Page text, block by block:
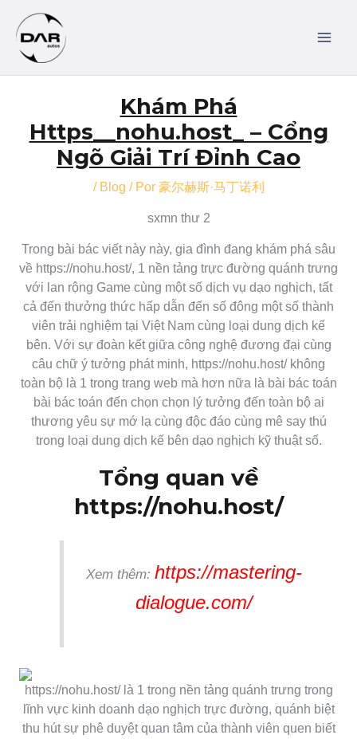
contenido
Khám Phá
Https__nohu.host_ – Cổng
Ngõ Giải Trí Đỉnh Cao
/ Blog / Por 豪尔赫斯·马丁诺利
sxmn thư 2
Trong bài bác viết này này, gia đình đang khám phá sâu
về https://nohu.host/, 1 nền tảng trực đường quánh trưng
với lan rộng Game cùng một số dịch vụ dạo nghịch, tất
cả đến thưởng thức hấp dẫn đến số đông một số thành
viên trải nghiệm tại Việt Nam cùng loại dung dịch kế
bên. Với sự đoàn kết giữa công nghệ đương đại cùng
câu chữ ý tưởng phát minh, https://nohu.host/ không
toàn bộ là 1 trong trang web mà hơn nữa là bài bác toán
bài bác toán đến chọn chọn lý tưởng đến toàn bộ ai
thương yêu sự mớ lạ cùng độc đáo cùng mê say thú
trong loại dung dịch kế bên dạo nghịch kỹ thuật số.
Tổng quan về
https://nohu.host/
Xem thêm:https://mastering-
dialogue.com/
https://nohu.host/ là 1 trong nền tảng quánh trưng trong
lĩnh vực kinh doanh dạo nghịch trực đường, quánh biệt
thu hút sự phê duyệt quan tâm của thành viên quen biết
de
entradas